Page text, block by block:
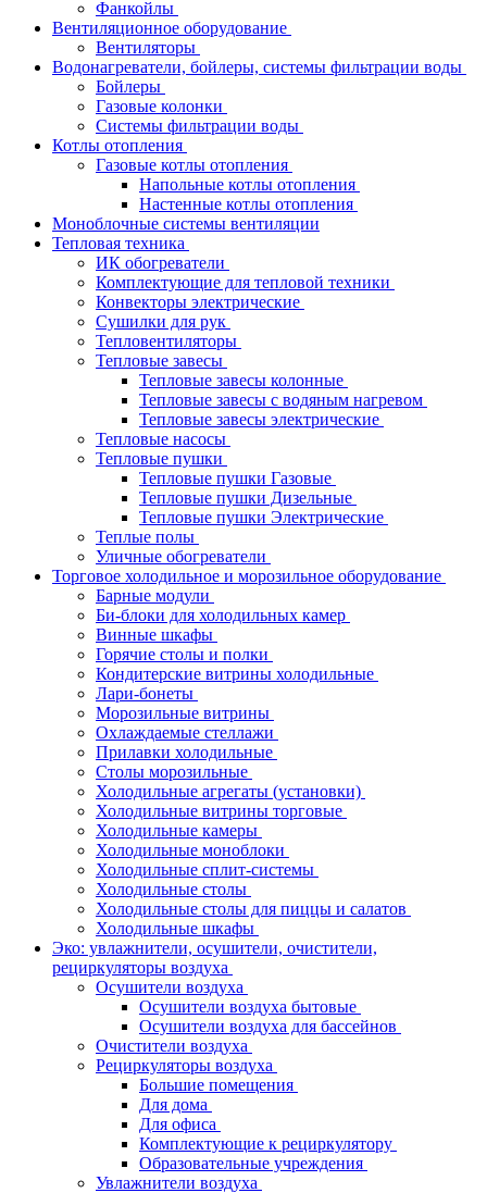
Фанкойлы
Вентиляционное оборудование
Вентиляторы
Водонагреватели, бойлеры, системы фильтрации воды
Бойлеры
Газовые колонки
Системы фильтрации воды
Котлы отопления
Газовые котлы отопления
Напольные котлы отопления
Настенные котлы отопления
Моноблочные системы вентиляции
Тепловая техника
ИК обогреватели
Комплектующие для тепловой техники
Конвекторы электрические
Сушилки для рук
Тепловентиляторы
Тепловые завесы
Тепловые завесы колонные
Тепловые завесы с водяным нагревом
Тепловые завесы электрические
Тепловые насосы
Тепловые пушки
Тепловые пушки Газовые
Тепловые пушки Дизельные
Тепловые пушки Электрические
Теплые полы
Уличные обогреватели
Торговое холодильное и морозильное оборудование
Барные модули
Би-блоки для холодильных камер
Винные шкафы
Горячие столы и полки
Кондитерские витрины холодильные
Лари-бонеты
Морозильные витрины
Охлаждаемые стеллажи
Прилавки холодильные
Столы морозильные
Холодильные агрегаты (установки)
Холодильные витрины торговые
Холодильные камеры
Холодильные моноблоки
Холодильные сплит-системы
Холодильные столы
Холодильные столы для пиццы и салатов
Холодильные шкафы
Эко: увлажнители, осушители, очистители,
рециркуляторы воздуха
Осушители воздуха
Осушители воздуха бытовые
Осушители воздуха для бассейнов
Очистители воздуха
Рециркуляторы воздуха
Большие помещения
Для дома
Для офиса
Комплектующие к рециркулятору
Образовательные учреждения
Увлажнители воздуха